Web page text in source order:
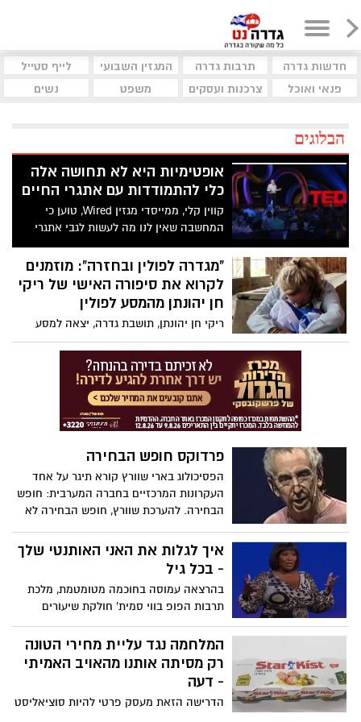
חדשות גדרה תרבות גדרה המגזין השבועי
לייף סטייל
פנאי ואוכל
צרכנות ועסקים משפט נשים
הבלוגים
אופטימיות היא לא תחושה אלה
כלי להתמודדות עם אתגרי החיים
קווין קלי, ממייסדי מגזין Wired, טוען כי
המחשבה שאין לנו מה לעשות לגבי אתגרי
האנושות הגדולים אינה מעוגנת לא בעובדות
ולא בהיסטוריה. בהרצאתו על בימת TED
אופטימיות הייתה עד כה הגשר שדרכו צלח
המין האנושי את המכשולים הגדולים של כל
תקופה. "כל דבר גדול וקשה דרש תחושה
חזקה של אופטימיות", אומר העורך והסופר
קווין קלי, שמאמין שיש לנו חובה מוסרית
להיות אופטימיים. בעקבות ההתקדמות של
האנושות לאורך ההיסטוריה, הוא הבחין בכך
שהשקפה חיובית עוזרת לנו לפתור בעיות
ומעצימה אותנו לפלס דרך קדימה. בהרצאה
מאירת עיניים זו, הוא חולק שלוש סיבות
זה יכול לעזור לנו להפוך לאבות קדומים
טובים יותר וליצור את העולם שאנו רוצים
לראות לעצמנו ולדורות הבאים.
"מגדרה לפולין ובחזרה": מוזמנים
לקרוא את סיפורה האישי של ריקי
חן יהונתן מהמסע לפולין
ריקי חן יהונתן, תושבת גדרה, יצאה למסע
לפולין "בעקבות קהילת יהדות פולין ואירופה"
יחד עם תושבי גדרה והסביבה. מוזמנים
לקרוא את סיפורה האישי: החוויות, המראות,
הריחות והתחושות. גלריית תמונות בסוף
הכתבה. צפו
פרדוקס חופש הבחירה
הפסיכולוג בארי שוורץ קורא תיגר על אחד
העקרונות המרכזיים בחברה המערבית: חופש
הבחירה. להערכת שוורץ, חופש הבחירה לא
הבחירה לא גורם לנו יותר אושר אלא מנחיל
לנו תחושות אכזבה.
איך לגלות את האני האותנטי שלך
- בכל גיל
בהרצאה עמוסה בחוכמה מטומטמת, מלכת
תרבות הפופ בווי סמית' חולקת שיעורים
שהרווחתם קשה על אותנטיות, ביטחון עצמי,
הצלחה בוגרת ומדוע, אם אתה משקיע את
העבודה, "החיים נהיים גדולים יותר מאוחר
יותר".
המלחמה נגד עליית מחירי הטונה
רק מסיתה אותנו מהאויב האמיתי
- דעה
הדרישה הזאת מעסק פרטי להיות סוציאליסט